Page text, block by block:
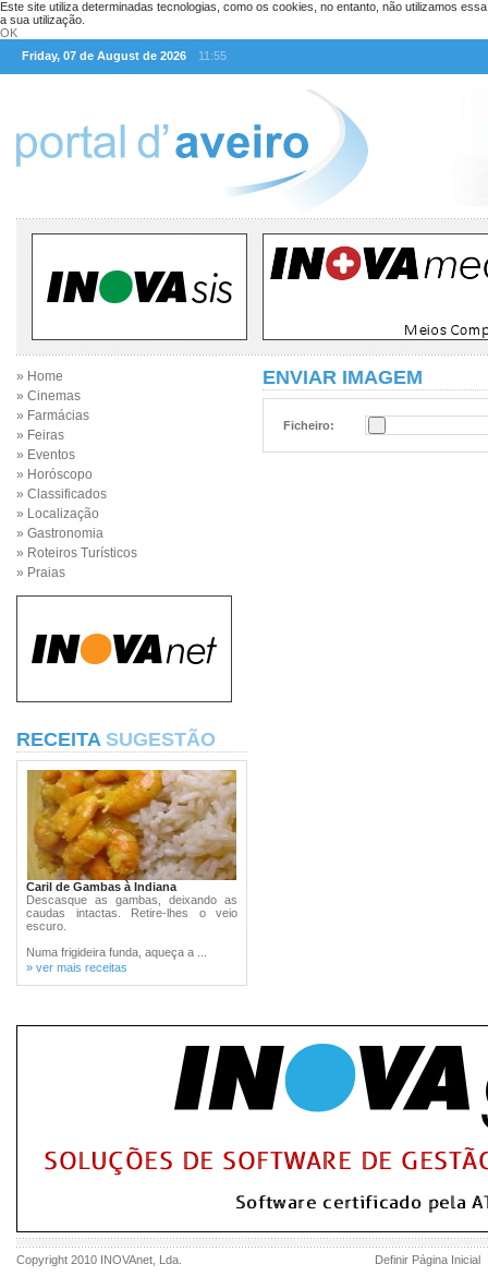
Este site utiliza determinadas tecnologias, como os cookies, no entanto, não utilizamos
a sua utilização.
OK
Friday, 07 de August de 2026
11:55
» Home
» Cinemas
» Farmácias
» Feiras
» Eventos
» Horóscopo
» Classificados
» Localização
» Gastronomia
» Roteiros Turísticos
» Praias
RECEITA SUGESTÃO
Caril de Gambas à Indiana
Descasque as gambas, deixando as
caudas intactas. Retire-lhes o veio
escuro.
Numa frigideira funda, aqueça a ...
» ver mais receitas
ENVIAR IMAGEM
Ficheiro:
Copyright 2010 INOVAnet , Lda. Definir Página Inicial